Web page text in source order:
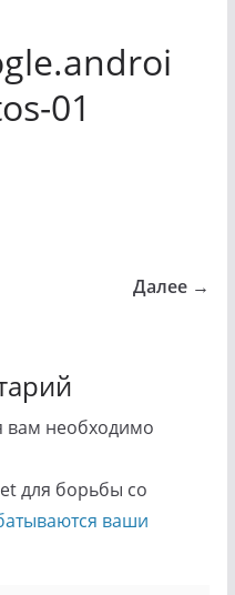
01
Далее →
вам необходимо
для борьбы со
ваши